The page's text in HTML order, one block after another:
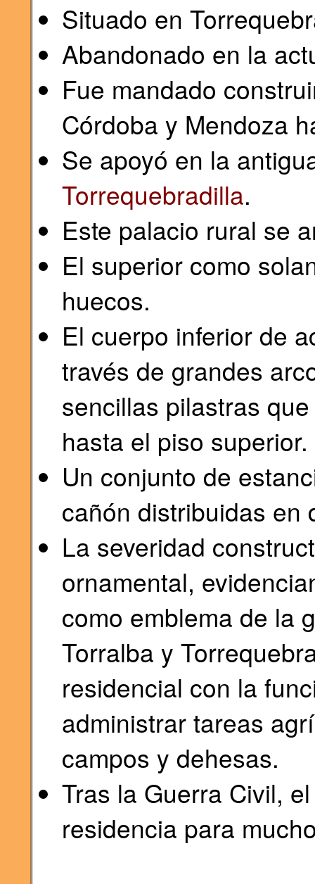
Situado en
Abandonado en la
Fue mandado
Córdoba y Mendoza
Se apoyó en la
Torrequebradilla.
Este palacio rural se
El superior como
huecos.
El cuerpo inferior de
través de grandes
sencillas pilastras
hasta el piso superior.
Un conjunto de
cañón distribuidas en
La severidad
ornamental,
como emblema de la
Torralba y
residencial con la
administrar tareas
campos y dehesas.
Tras la Guerra Civil,
residencia para